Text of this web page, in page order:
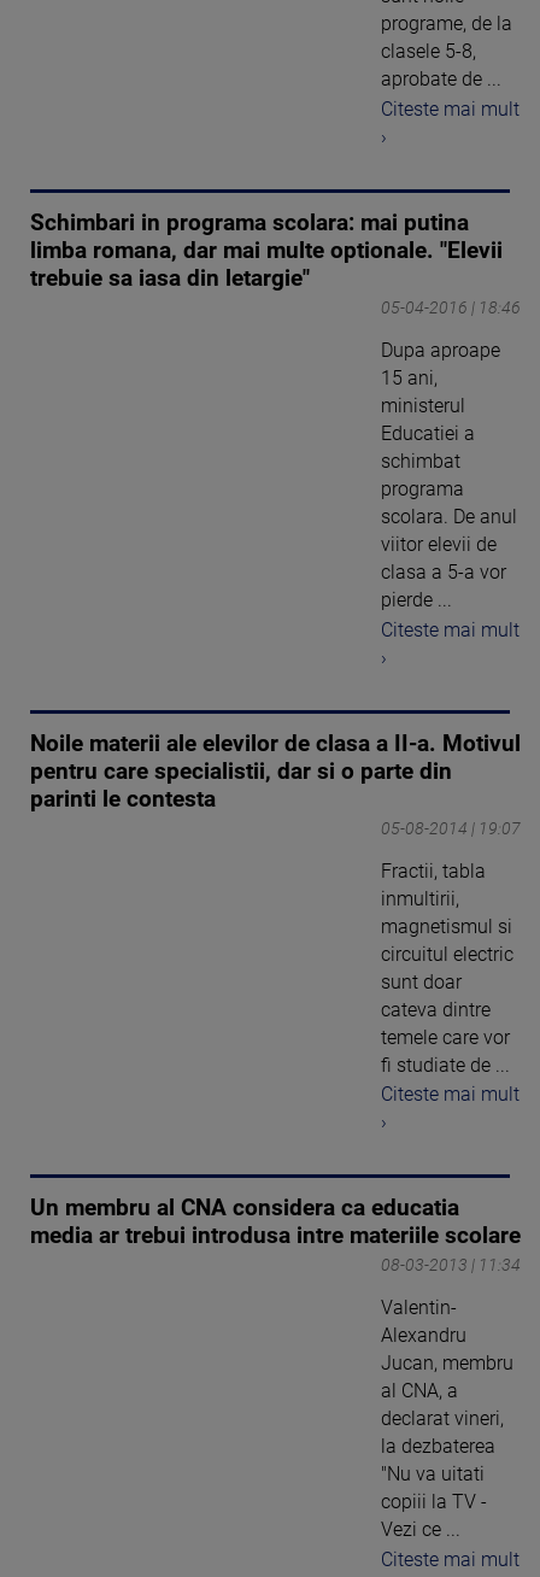
programe, de la
clasele 5-8,
aprobate de ...
Citeste mai mult
›
Schimbari in programa scolara: mai putina
limba romana, dar mai multe optionale. "Elevii
trebuie sa iasa din letargie"
05-04-2016 | 18:46
Dupa aproape
15 ani,
ministerul
Educatiei a
schimbat
programa
scolara. De anul
viitor elevii de
clasa a 5-a vor
pierde ...
Citeste mai mult
›
Noile materii ale elevilor de clasa a II-a. Motivul
pentru care specialistii, dar si o parte din
parinti le contesta
05-08-2014 | 19:07
Fractii, tabla
inmultirii,
magnetismul si
circuitul electric
sunt doar
cateva dintre
temele care vor
fi studiate de ...
Citeste mai mult
›
Un membru al CNA considera ca educatia
media ar trebui introdusa intre materiile scolare
08-03-2013 | 11:34
Valentin-
Alexandru
Jucan, membru
al CNA, a
declarat vineri,
la dezbaterea
"Nu va uitati
copiii la TV -
Vezi ce ...
Citeste mai mult